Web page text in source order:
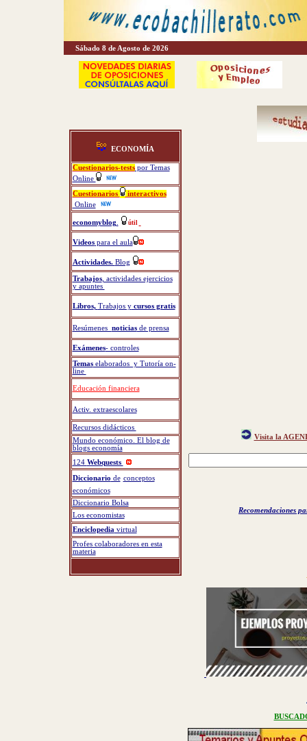
Sábado 8 de Agosto de 2026
Visita la
Recomendaciones
ECONOMÍA
Cuestionarios-testspor Temas
Online
Cuestionarios
interactivos
Online
economyblog útil
Videospara el aula
Actividades. Blog
Trabajos, actividades ejercicios
y apuntes
Libros, Trabajos ycursos gratis
Resúmenes noticiasde prensa
Exámenes- controles
Temaselaborados y Tutoría on-
line
Educación financiera
Activ. extraescolares
Recursos didácticos
Mundo económico. El blog de
blogs economía
124 Webquests
Diccionario de conceptos
económicos
Diccionario Bolsa
Los economistas
Enciclopedia virtual
Profes colaboradores en esta
materia